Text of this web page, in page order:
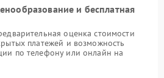
и бесплатная
оценка стоимости
платежей и возможность
по телефону или онлайн на